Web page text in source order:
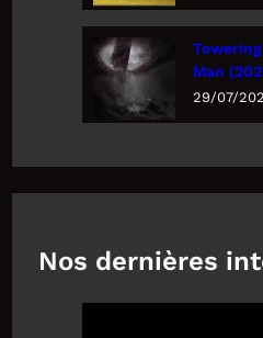
Man
29/07/
Nos dernières